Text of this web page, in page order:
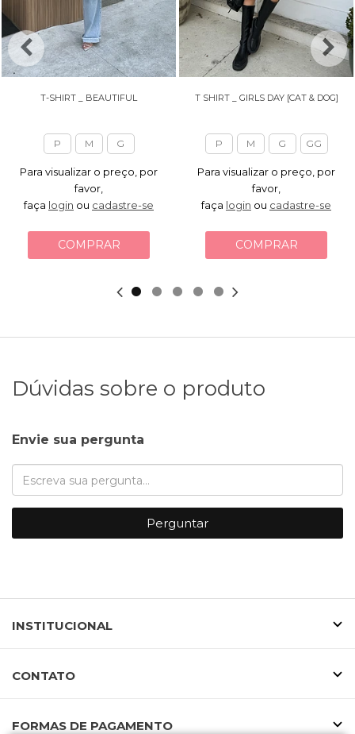
T-SHIRT _ BEAUTIFUL
P M G
Para visualizar o preço, por
favor,
faça login ou cadastre-se
COMPRAR
T SHIRT _ GIRLS DAY [CAT & DOG]
P M G GG
Para visualizar o preço, por
favor,
faça login ou cadastre-se
COMPRAR
Dúvidas sobre o produto
Envie sua pergunta
Perguntar
INSTITUCIONAL
CONTATO
FORMAS DE PAGAMENTO